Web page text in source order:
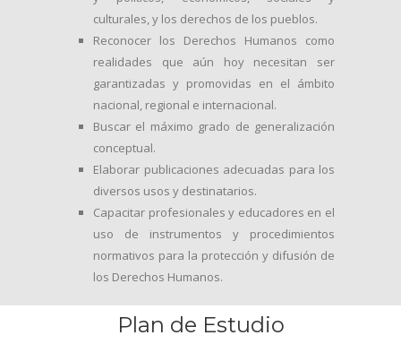
culturales, y los derechos de los pueblos.
Reconocer los Derechos Humanos como
realidades que aún hoy necesitan ser
garantizadas y promovidas en el ámbito
nacional, regional e internacional.
Buscar el máximo grado de generalización
conceptual.
Elaborar publicaciones adecuadas para los
diversos usos y destinatarios.
Capacitar profesionales y educadores en el
uso de instrumentos y procedimientos
normativos para la protección y difusión de
los Derechos Humanos.
Plan de Estudio